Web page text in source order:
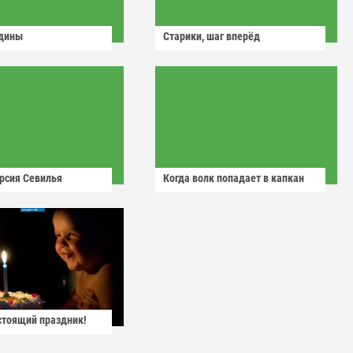
Старики, шаг вперёд
Севилья Когда волк попадает в капкан
праздник!